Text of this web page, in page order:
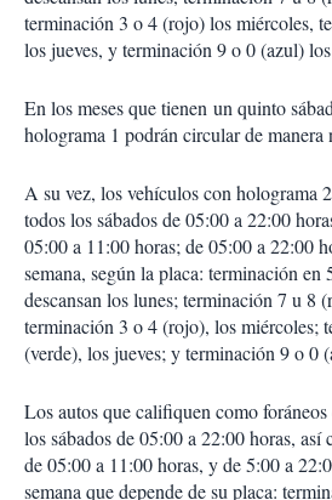
terminación 3 o 4 (rojo) los miércoles,
los jueves, y terminación 9 o 0 (azul)
En los meses que tienen un quinto
holograma 1 podrán circular de manera
A su vez, los vehículos con holograma
todos los sábados de 05:00 a 22:00
05:00 a 11:00 horas; de 05:00 a 22:00
semana, según la placa: terminación en
descansan los lunes; terminación 7 u 8
terminación 3 o 4 (rojo), los miércoles;
(verde), los jueves; y terminación 9 o 0
Los autos que califiquen como
los sábados de 05:00 a 22:00 horas, así
de 05:00 a 11:00 horas, y de 5:00 a
semana que depende de su placa: